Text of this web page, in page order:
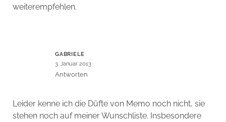
weiterempfehlen.
GABRIELE
3. Januar 2013
Antworten
Leider kenne ich die Düfte von Memo noch nicht, sie
stehen noch auf meiner Wunschliste. Insbesondere